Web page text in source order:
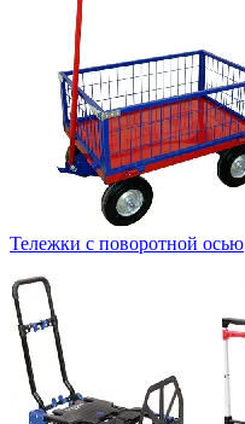
Тележки с поворотной осью